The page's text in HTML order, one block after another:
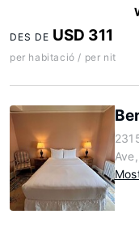
DES DE USD 311
per habitació / per nit